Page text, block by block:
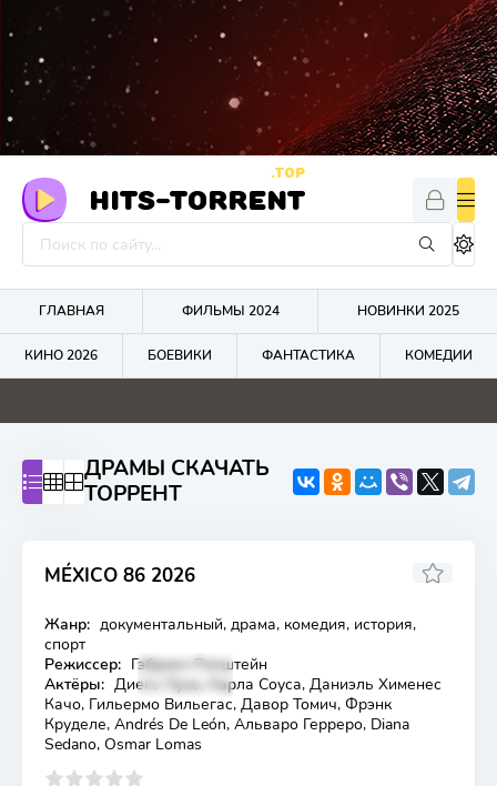
HITS-TORRENT
.TOP
ГЛАВНАЯ ФИЛЬМЫ 2024 НОВИНКИ 2025
КИНО 2026 БОЕВИКИ ФАНТАСТИКА КОМЕДИИ
ДРАМЫ СКАЧАТЬ
ТОРРЕНТ
MÉXICO 86 2026
Лицензия
Жанр: документальный, драма, комедия, история,
спорт
Режиссер: Гэбриел Рипштейн
Актёры: Диего Луна, Карла Соуса, Даниэль Хименес
Качо, Гильермо Вильегас, Давор Томич, Фрэнк
Круделе, Andrés De León, Альваро Герреро, Diana
Sedano, Osmar Lomas